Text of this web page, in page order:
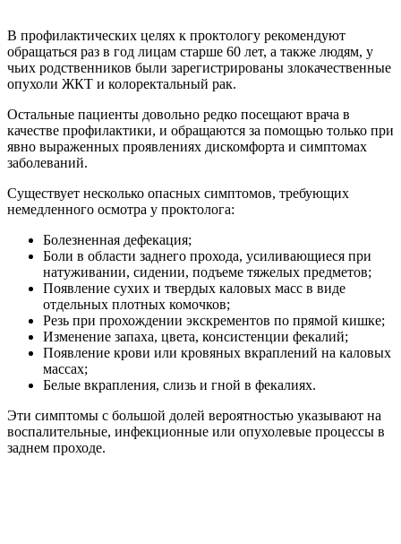
В профилактических целях к проктологу рекомендуют
обращаться раз в год лицам старше 60 лет, а также людям, у
чьих родственников были зарегистрированы злокачественные
опухоли ЖКТ и колоректальный рак.
Остальные пациенты довольно редко посещают врача в
качестве профилактики, и обращаются за помощью только при
явно выраженных проявлениях дискомфорта и симптомах
заболеваний.
Существует несколько опасных симптомов, требующих
немедленного осмотра у проктолога:
Болезненная дефекация;
Боли в области заднего прохода, усиливающиеся при
натуживании, сидении, подъеме тяжелых предметов;
Появление сухих и твердых каловых масс в виде
отдельных плотных комочков;
Резь при прохождении экскрементов по прямой кишке;
Изменение запаха, цвета, консистенции фекалий;
Появление крови или кровяных вкраплений на каловых
массах;
Белые вкрапления, слизь и гной в фекалиях.
Эти симптомы с большой долей вероятностью указывают на
воспалительные, инфекционные или опухолевые процессы в
заднем проходе.